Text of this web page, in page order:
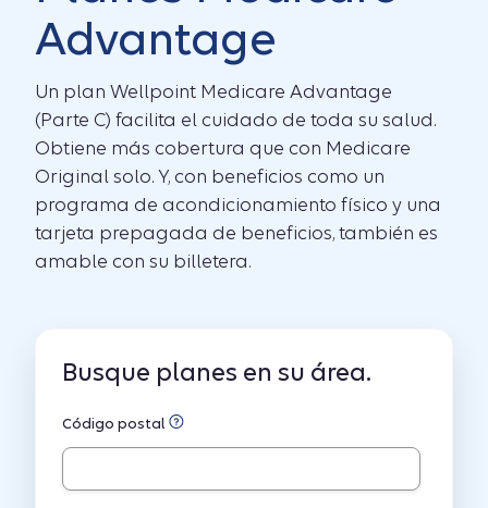
Advantage
Un plan Wellpoint Medicare Advantage
(Parte C) facilita el cuidado de toda su salud.
Obtiene más cobertura que con Medicare
Original solo. Y, con beneficios como un
programa de acondicionamiento físico y una
tarjeta prepagada de beneficios, también es
amable con su billetera.
Busque planes en su área.
Código postal